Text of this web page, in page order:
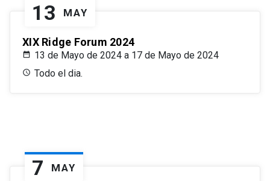
13 MAY
XIX Ridge Forum 2024
13 de Mayo de 2024 a 17 de Mayo de 2024
Todo el dia.
7 MAY